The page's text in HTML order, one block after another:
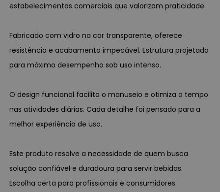
estabelecimentos comerciais que valorizam praticidade.
Fabricado com vidro na cor transparente, oferece
resistência e acabamento impecável. Estrutura projetada
para máximo desempenho sob uso intenso.
O design funcional facilita o manuseio e otimiza o tempo
nas atividades diárias. Cada detalhe foi pensado para a
melhor experiência de uso.
Este produto resolve a necessidade de quem busca
solução confiável e duradoura para servir bebidas.
Escolha certa para profissionais e consumidores